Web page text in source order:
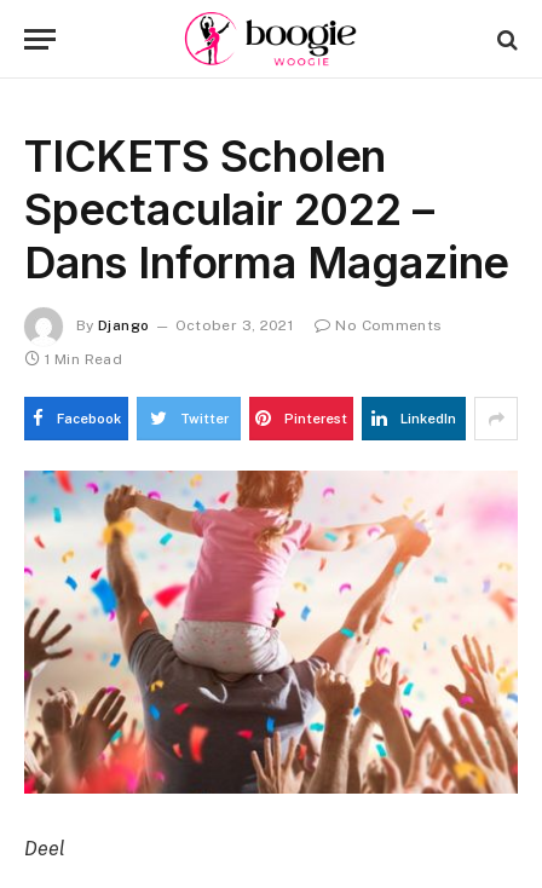
TICKETS Scholen
Spectaculair 2022 –
Dans Informa Magazine
By Django October 3, 2021
No Comments
1 Min Read
Facebook Twitter Pinterest LinkedIn
Deel